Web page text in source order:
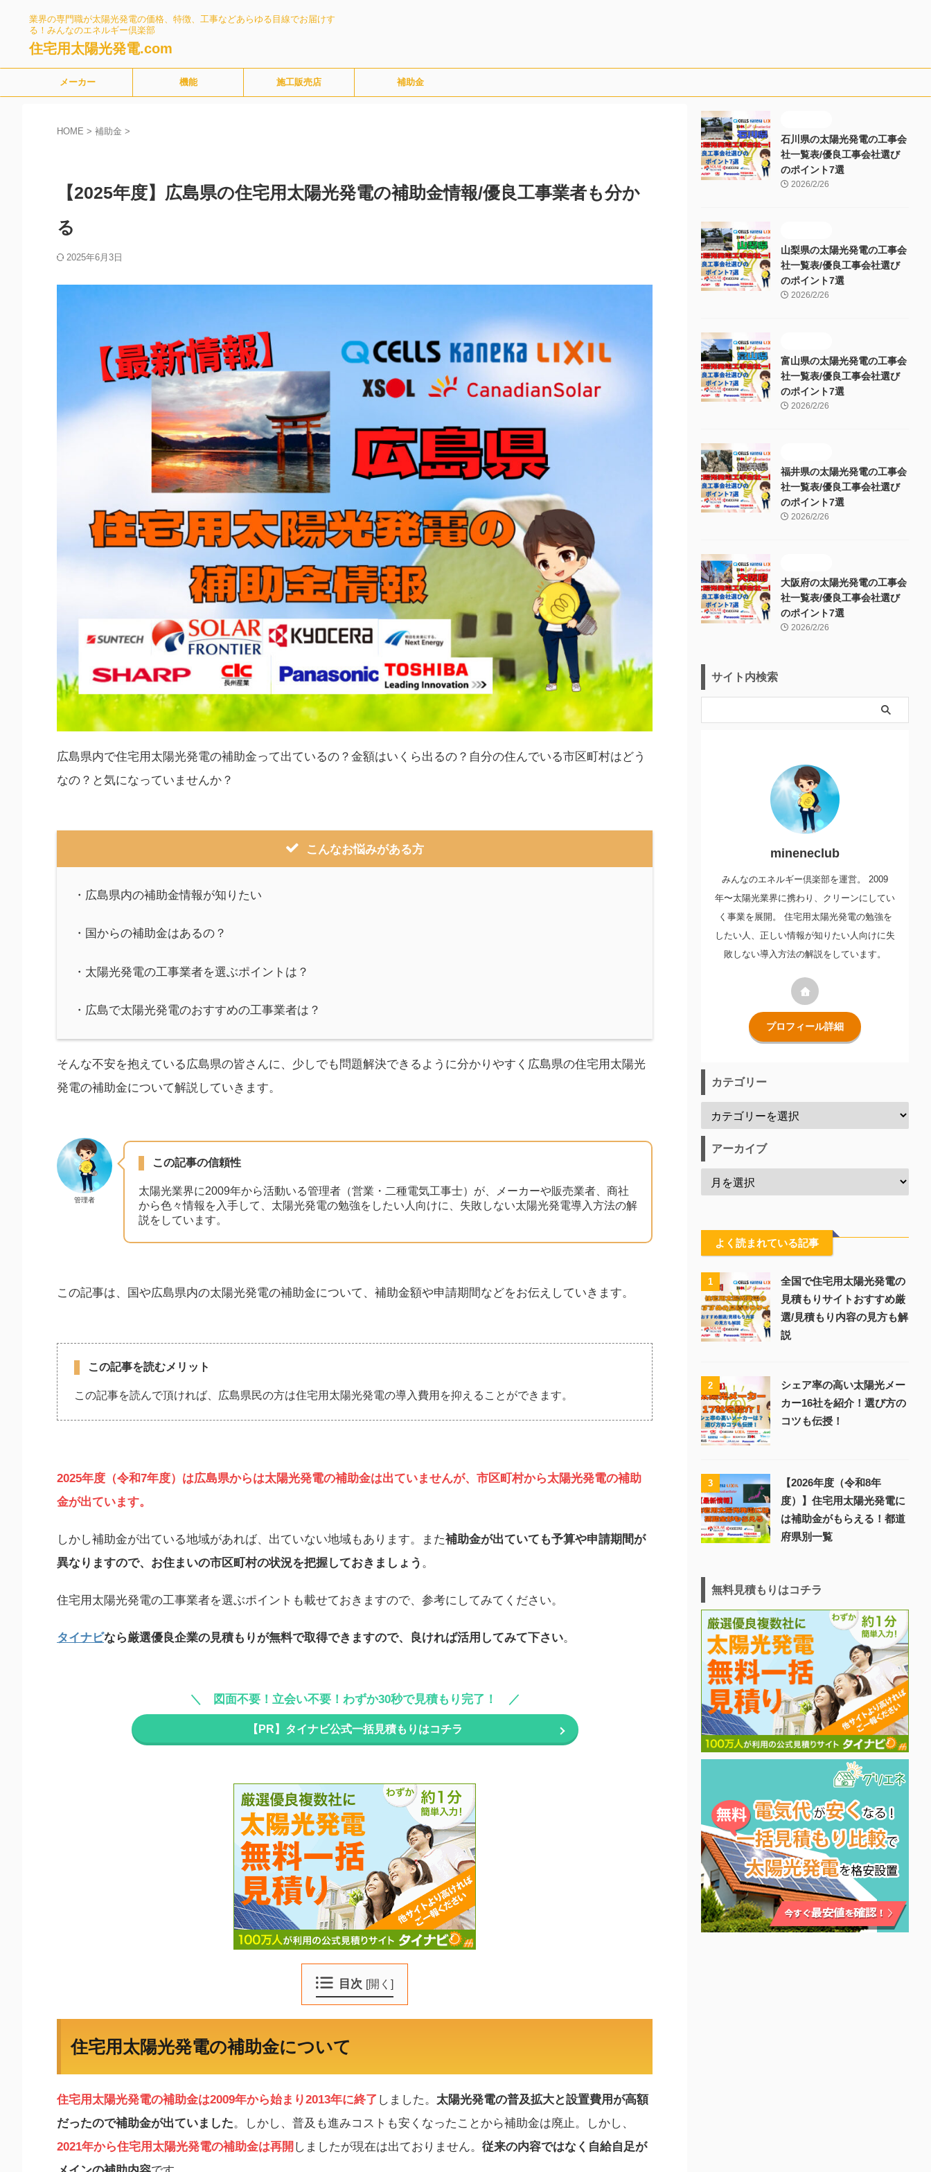
業界の専門職が太陽光発電の価格、特徴、工事などあらゆる目線でお届けす
る！みんなのエネルギー倶楽部
住宅用太陽光発電.com
メーカー 機能 施工販売店 補助金
HOME > 補助金 >
【2025年度】広島県の住宅用太陽光発電の補助金情報/優良工事業者も分か
る
2025年6月3日
広島県内で住宅用太陽光発電の補助金って出ているの？金額はいくら出るの？自分の住んでいる市区町村はどう
なの？と気になっていませんか？
こんなお悩みがある方
・広島県内の補助金情報が知りたい
・国からの補助金はあるの？
・太陽光発電の工事業者を選ぶポイントは？
・広島で太陽光発電のおすすめの工事業者は？
そんな不安を抱えている広島県の皆さんに、少しでも問題解決できるように分かりやすく広島県の住宅用太陽光
発電の補助金について解説していきます。
管理者
この記事の信頼性
太陽光業界に2009年から活動いる管理者（営業・二種電気工事士）が、メーカーや販売業者、商社
から色々情報を入手して、太陽光発電の勉強をしたい人向けに、失敗しない太陽光発電導入方法の解
説をしています。
この記事は、国や広島県内の太陽光発電の補助金について、補助金額や申請期間などをお伝えしていきます。
この記事を読むメリット
この記事を読んで頂ければ、広島県民の方は住宅用太陽光発電の導入費用を抑えることができます。
2025年度（令和7年度）は広島県からは太陽光発電の補助金は出ていませんが、 市区町村から太陽光発電の補助
金が出ています。
しかし補助金が出ている地域があれば、出ていない地域もあります。また補助金が出ていても予算や申請期間が
異なりますので、お住まいの市区町村の状況を把握しておきましょう 。
住宅用太陽光発電の工事業者を選ぶポイントも載せておきますので、参考にしてみてください。
タイナビなら厳選優良企業の見積もりが無料で取得できますので、良ければ活用してみて下さい。
図面不要！立会い不要！わずか30秒で見積もり完了！
【PR】タイナビ公式一括見積もりはコチラ
目次 [開く ]
住宅用太陽光発電の補助金について
住宅用太陽光発電の補助金は2009年から始まり2013年に終了 しました。 太陽光発電の普及拡大と設置費用が高額
だったので補助金が出ていました。しかし、普及も進みコストも安くなったことから補助金は廃止。しかし、
2021年から住宅用太陽光発電の補助金は再開 しましたが現在は出ておりません。 従来の内容ではなく自給自足が
石川県の太陽光発電の工事会
社一覧表/優良工事会社選び
のポイント7選
2026/2/26
山梨県の太陽光発電の工事会
社一覧表/優良工事会社選び
のポイント7選
2026/2/26
富山県の太陽光発電の工事会
社一覧表/優良工事会社選び
のポイント7選
2026/2/26
福井県の太陽光発電の工事会
社一覧表/優良工事会社選び
のポイント7選
2026/2/26
大阪府の太陽光発電の工事会
社一覧表/優良工事会社選び
のポイント7選
2026/2/26
サイト内検索
mineneclub
みんなのエネルギー倶楽部を運営。 2009
年〜太陽光業界に携わり、クリーンにしてい
く事業を展開。 住宅用太陽光発電の勉強を
したい人、正しい情報が知りたい人向けに失
敗しない導入方法の解説をしています。
プロフィール詳細
カテゴリー
アーカイブ
よく読まれている記事
1
全国で住宅用太陽光発電の
見積もりサイトおすすめ厳
選/見積もり内容の見方も解
説
2
シェア率の高い太陽光メー
カー16社を紹介！選び方の
コツも伝授！
3
【2026年度（令和8年
度）】住宅用太陽光発電に
は補助金がもらえる！都道
府県別一覧
無料見積もりはコチラ